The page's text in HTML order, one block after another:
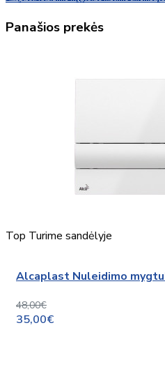
Panašios prekės
Top Turime sandėlyje
Alcaplast Nuleidimo
48,00€
35,00€